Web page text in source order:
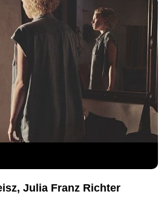
Julia Franz Richter